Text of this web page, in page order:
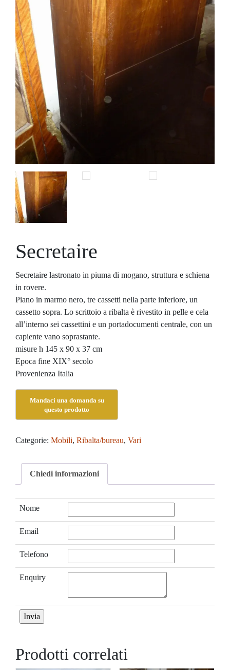
Secretaire
Secretaire lastronato in piuma di mogano, struttura e schiena
in rovere.
Piano in marmo nero, tre cassetti nella parte inferiore, un
cassetto sopra. Lo scrittoio a ribalta è rivestito in pelle e cela
all’interno sei cassettini e un portadocumenti centrale, con un
capiente vano soprastante.
misure h 145 x 90 x 37 cm
Epoca fine XIX° secolo
Provenienza Italia
Categorie: Mobili, Ribalta/bureau, Vari
Chiedi informazioni
Nome
Email
Telefono
Enquiry
Prodotti correlati